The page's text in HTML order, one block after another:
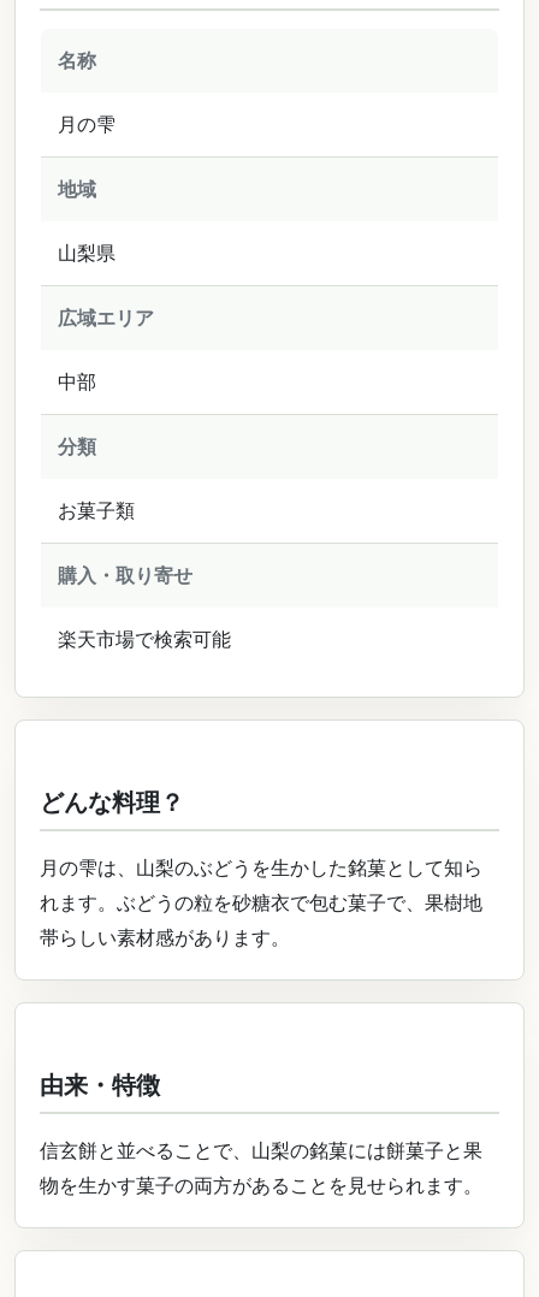
名称
月の雫
地域
山梨県
広域エリア
中部
分類
お菓子類
購入・取り寄せ
楽天市場で検索可能
どんな料理？
月の雫は、山梨のぶどうを生かした銘菓として知ら
れます。ぶどうの粒を砂糖衣で包む菓子で、果樹地
帯らしい素材感があります。
由来・特徴
信玄餅と並べることで、山梨の銘菓には餅菓子と果
物を生かす菓子の両方があることを見せられます。